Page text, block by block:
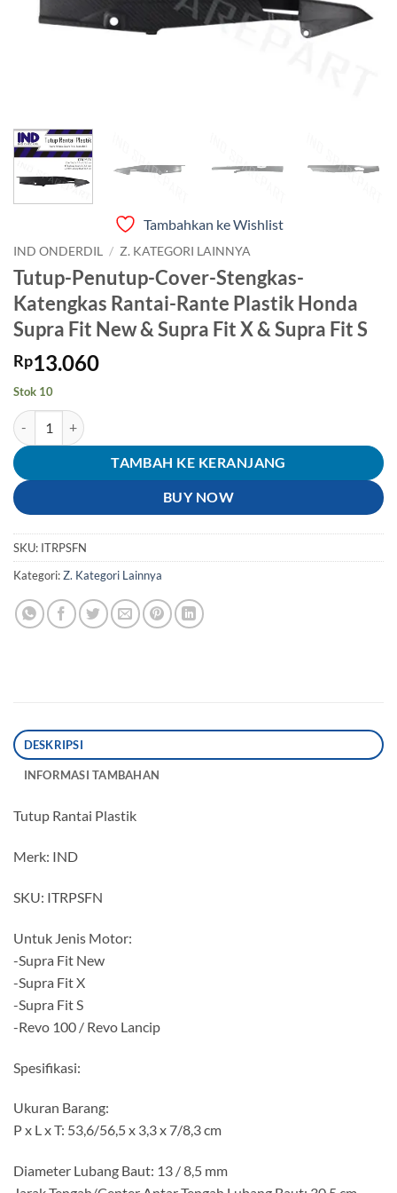
Tambahkan ke Wishlist
IND ONDERDIL / Z. KATEGORI LAINNYA
Tutup-Penutup-Cover-Stengkas-
Katengkas Rantai-Rante Plastik Honda
Supra Fit New & Supra Fit X & Supra Fit S
Rp13.060
Stok 10
Kuantitas Tutup-Penutup-Cover-Stengkas-Katengkas Rantai-Rante
TAMBAH KE KERANJANG
BUY NOW
SKU: ITRPSFN
Kategori:Z. Kategori Lainnya
DESKRIPSI
INFORMASI TAMBAHAN
Tutup Rantai Plastik
Merk: IND
SKU: ITRPSFN
Untuk Jenis Motor:
-Supra Fit New
-Supra Fit X
-Supra Fit S
-Revo 100 / Revo Lancip
Spesifikasi:
Ukuran Barang:
P x L x T: 53,6/56,5 x 3,3 x 7/8,3 cm
Diameter Lubang Baut: 13 / 8,5 mm